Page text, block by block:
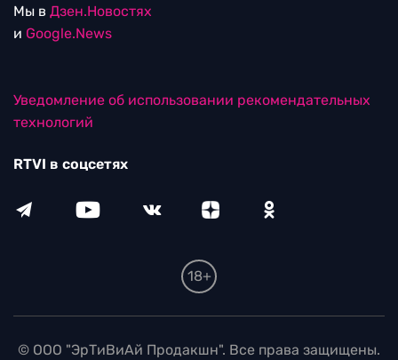
Мы в Дзен.Новостях
и Google.News
Уведомление об использовании рекомендательных
технологий
RTVI в соцсетях
18+
© ООО "ЭрТиВиАй Продакшн". Все права защищены.